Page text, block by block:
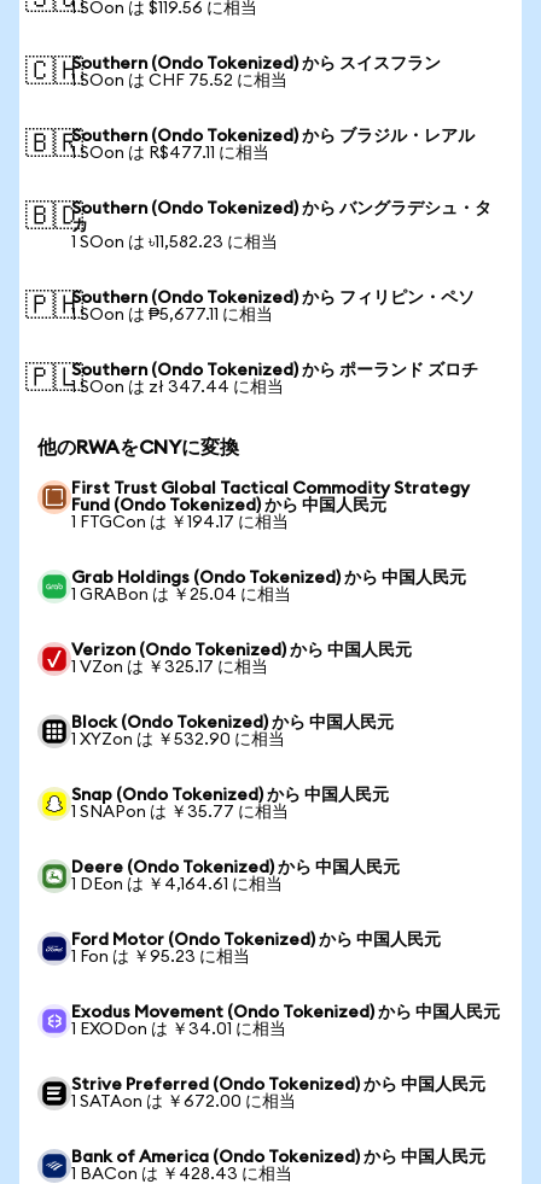
1 SOon は $119.56 に相当
🇨🇭Southern (Ondo Tokenized) から スイスフラン
1 SOon は CHF 75.52 に相当
🇧🇷Southern (Ondo Tokenized) から ブラジル・レアル
1 SOon は R$477.11 に相当
🇧🇩Southern (Ondo Tokenized) から バングラデシュ・タ
カ
1 SOon は ৳11,582.23 に相当
🇵🇭Southern (Ondo Tokenized) から フィリピン・ペソ
1 SOon は ₱5,677.11 に相当
🇵🇱Southern (Ondo Tokenized) から ポーランド ズロチ
1 SOon は zł 347.44 に相当
他のRWAをCNYに変換
First Trust Global Tactical Commodity Strategy
Fund (Ondo Tokenized) から 中国人民元
1 FTGCon は ￥194.17 に相当
Grab Holdings (Ondo Tokenized) から 中国人民元
1 GRABon は ￥25.04 に相当
Verizon (Ondo Tokenized) から 中国人民元
1 VZon は ￥325.17 に相当
Block (Ondo Tokenized) から 中国人民元
1 XYZon は ￥532.90 に相当
Snap (Ondo Tokenized) から 中国人民元
1 SNAPon は ￥35.77 に相当
Deere (Ondo Tokenized) から 中国人民元
1 DEon は ￥4,164.61 に相当
Ford Motor (Ondo Tokenized) から 中国人民元
1 Fon は ￥95.23 に相当
Exodus Movement (Ondo Tokenized) から 中国人民元
1 EXODon は ￥34.01 に相当
Strive Preferred (Ondo Tokenized) から 中国人民元
1 SATAon は ￥672.00 に相当
Bank of America (Ondo Tokenized) から 中国人民元
1 BACon は ￥428.43 に相当